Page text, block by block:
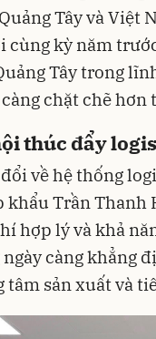
Tây và Việt
cùng kỳ năm
Tây trong
chặt chẽ
thúc đẩy
về hệ thống
khẩu Trần Thanh
hợp lý và khả
ngày càng khẳng
tâm sản xuất và